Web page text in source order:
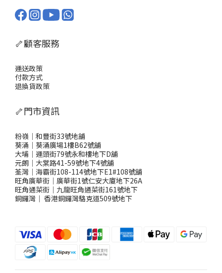
🦴顧客服務
運送政策
付款方式
退換貨政策
🦴門市資訊
粉嶺｜和豐街33號地舖
葵涌｜葵涌廣場1樓B62號舖
大埔｜運頭街79號永和樓地下D舖
元朗｜大棠路41-59號地下4號舖
荃灣｜海霸街108-114號地下E1#108號舖
旺角廣華街｜廣華街1號仁安大廈地下26A
旺角通菜街｜九龍旺角通菜街161號地下
銅鑼灣 ｜ 香港銅鑼灣駱克道509號地下